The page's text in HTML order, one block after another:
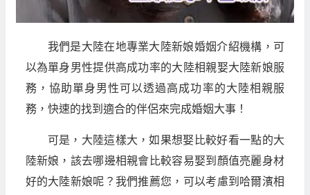
我們是大陸在地專業大陸新娘婚姻介紹機構，可
以為單身男性提供高成功率的大陸相親娶大陸新娘服
務，協助單身男性可以透過高成功率的大陸相親服
務，快速的找到適合的伴侶來完成婚姻大事！
可是，大陸這樣大，如果想娶比較好看一點的大
陸新娘，該去哪邊相親會比較容易娶到顏值亮麗身材
好的大陸新娘呢？我們推薦您，可以考慮到哈爾濱相